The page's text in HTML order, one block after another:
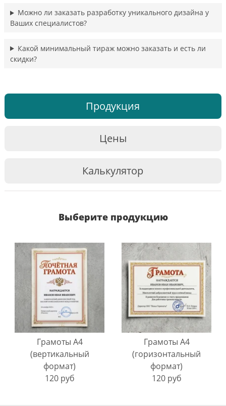
Можно ли заказать разработку уникального дизайна у
Ваших специалистов?
Какой минимальный тираж можно заказать и есть ли
скидки?
Продукция
Цены
Калькулятор
Выберите продукцию
Грамоты A4
(вертикальный
формат)
120 руб
Грамоты A4
(горизонтальный
формат)
120 руб